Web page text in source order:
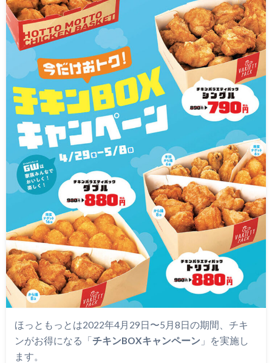
ほっともっとは2022年4月29日〜5月8日の期間、チキ
ンがお得になる「チキンBOXキャンペーン 」を実施し
ます。